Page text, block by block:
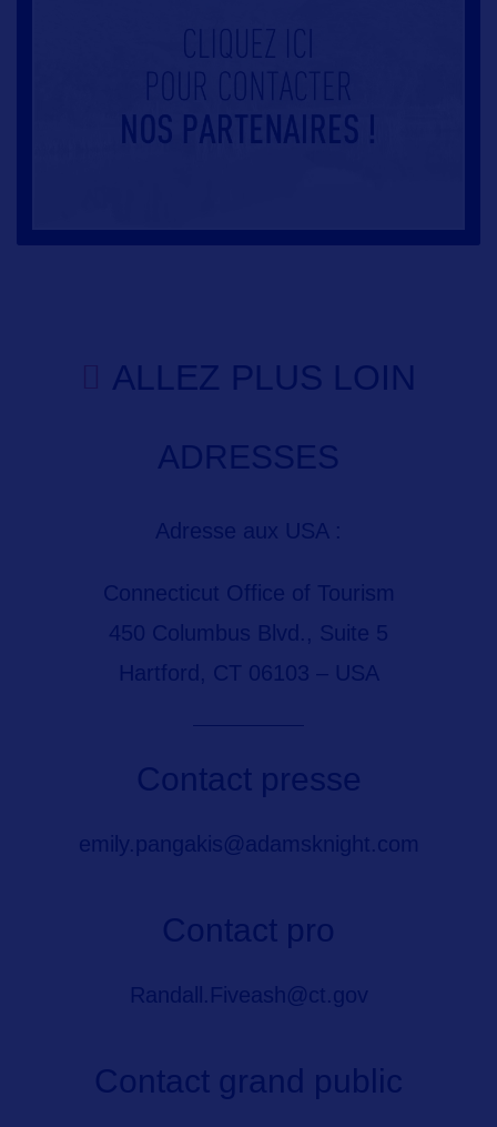
ALLEZ PLUS LOIN
ADRESSES
Adresse aux USA :
Connecticut Office of Tourism
450 Columbus Blvd., Suite 5
Hartford, CT 06103 – USA
Contact presse
emily.pangakis@adamsknight.com
Contact pro
Randall.Fiveash@ct.gov
Contact grand public